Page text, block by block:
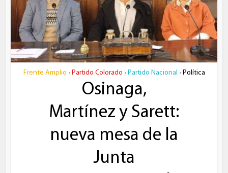
Frente Amplio • Partido Colorado • Partido Nacional • Política
Osinaga,
Martínez y Sarett:
nueva mesa de la
Junta